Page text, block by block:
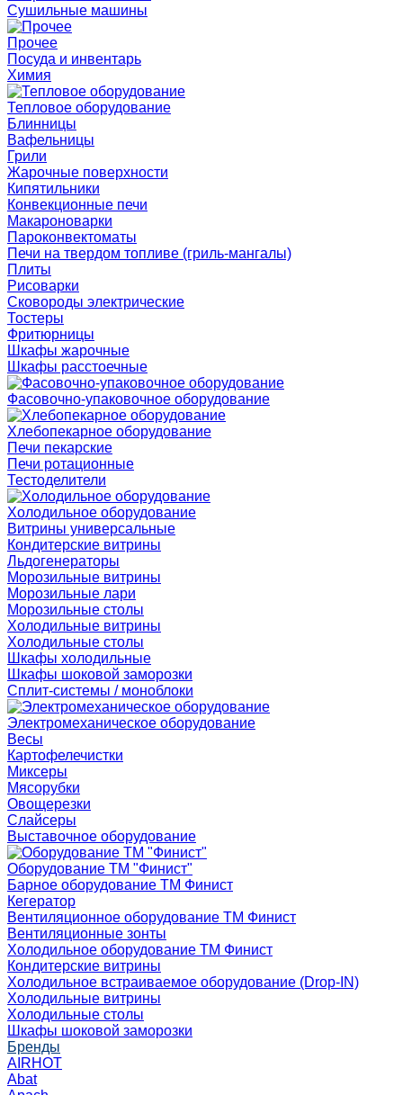
Сушильные машины
Прочее
Посуда и инвентарь
Химия
Тепловое оборудование
Блинницы
Вафельницы
Грили
Жарочные поверхности
Кипятильники
Конвекционные печи
Макароноварки
Пароконвектоматы
Печи на твердом топливе (гриль-мангалы)
Плиты
Рисоварки
Сковороды электрические
Тостеры
Фритюрницы
Шкафы жарочные
Шкафы расстоечные
Фасовочно-упаковочное оборудование
Хлебопекарное оборудование
Печи пекарские
Печи ротационные
Тестоделители
Холодильное оборудование
Витрины универсальные
Кондитерские витрины
Льдогенераторы
Морозильные витрины
Морозильные лари
Морозильные столы
Холодильные витрины
Холодильные столы
Шкафы холодильные
Шкафы шоковой заморозки
Сплит-системы / моноблоки
Электромеханическое оборудование
Весы
Картофелечистки
Миксеры
Мясорубки
Овощерезки
Слайсеры
Выставочное оборудование
Оборудование ТМ "Финист"
Барное оборудование ТМ Финист
Кегератор
Вентиляционное оборудование ТМ Финист
Вентиляционные зонты
Холодильное оборудование ТМ Финист
Кондитерские витрины
Холодильное встраиваемое оборудование (Drop-IN)
Холодильные витрины
Холодильные столы
Шкафы шоковой заморозки
Бренды
AIRHOT
Abat